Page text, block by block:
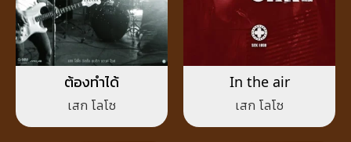
ต้องทำได้
เสก โลโซ
In the air
เสก โลโซ